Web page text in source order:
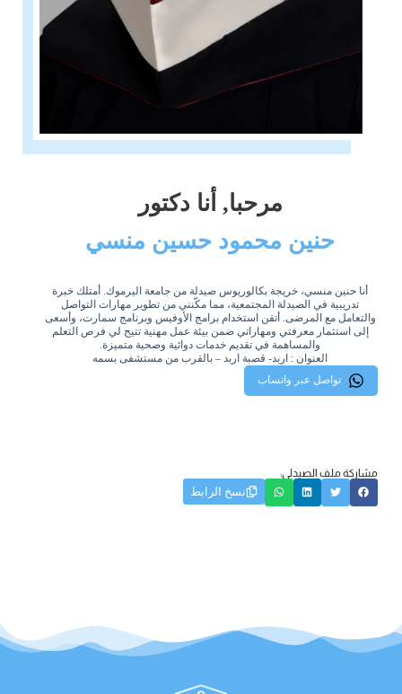
مرحبا, أنا دكتور
حنين محمود حسين منسي
أنا حنين منسي، خريجة بكالوريوس صيدلة من جامعة اليرموك. أمتلك خبرة
تدريبية في الصيدلة المجتمعية، مما مكّنني من تطوير مهارات التواصل
والتعامل مع المرضى. أتقن استخدام برامج الأوفيس وبرنامج سمارت، وأسعى
إلى استثمار معرفتي ومهاراتي ضمن بيئة عمل مهنية تتيح لي فرص التعلم
والمساهمة في تقديم خدمات دوائية وصحية متميزة.
العنوان : اربد- قصبة اربد – بالقرب من مستشفى بسمه
تواصل عبر واتساب
مشاركة ملف الصيدلي:
نسخ الرابط